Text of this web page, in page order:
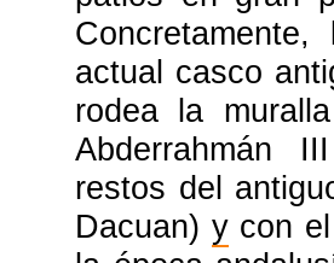
actual casco
rodea la
Abderrahmán
restos del
Dacuan) ycon